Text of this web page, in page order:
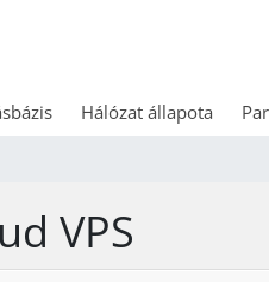
Hálózat állapota
VPS